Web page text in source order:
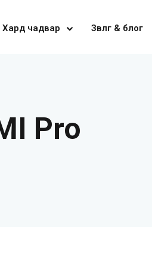
Хард чадвар Зөвлөгөө & блог
Pro